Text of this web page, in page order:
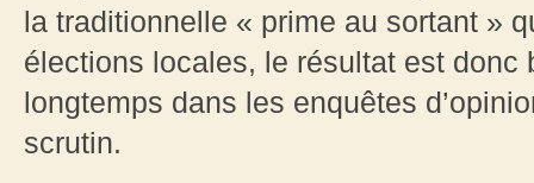
la traditionnelle « prime au sortant »
élections locales, le résultat est
longtemps dans les enquêtes
scrutin.